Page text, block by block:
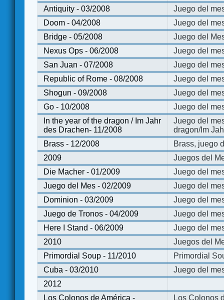
Antiquity - 03/2008
Juego del
Doom - 04/2008
Juego del
Bridge - 05/2008
Juego del
Nexus Ops - 06/2008
Juego del
San Juan - 07/2008
Juego del
Republic of Rome - 08/2008
Juego del
Shogun - 09/2008
Juego del
Go - 10/2008
Juego del
In the year of the dragon / Im Jahr
des Drachen- 11/2008
Juego del
dragon/Im
Brass - 12/2008
Brass, juego
2009
Juegos del
Die Macher - 01/2009
Juego del
Juego del Mes - 02/2009
Juego del
Dominion - 03/2009
Juego del
Juego de Tronos - 04/2009
Juego del
Here I Stand - 06/2009
Juego del
2010
Juegos del
Primordial Soup - 11/2010
Primordial
Cuba - 03/2010
Juego del
2012
Los Colonos de América -
Los Colonos